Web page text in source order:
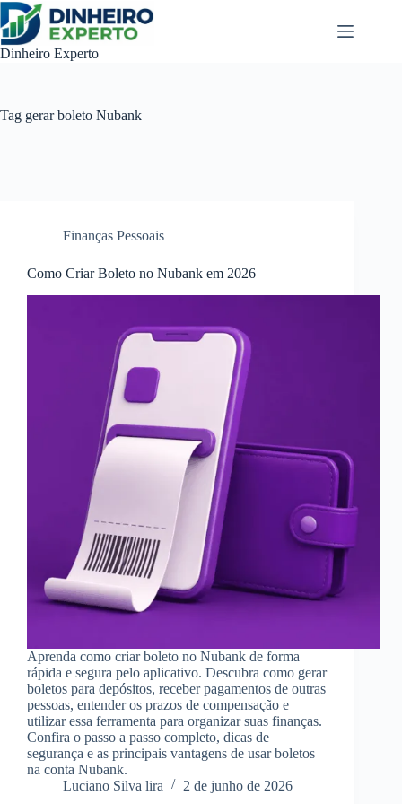
Pular
para
o
conteúdo
Dinheiro Experto
Tag gerar boleto Nubank
Finanças Pessoais
Como Criar Boleto no Nubank em 2026
Aprenda como criar boleto no Nubank de forma
rápida e segura pelo aplicativo. Descubra como gerar
boletos para depósitos, receber pagamentos de outras
pessoas, entender os prazos de compensação e
utilizar essa ferramenta para organizar suas finanças.
Confira o passo a passo completo, dicas de
segurança e as principais vantagens de usar boletos
na conta Nubank.
Luciano Silva lira
2 de junho de 2026